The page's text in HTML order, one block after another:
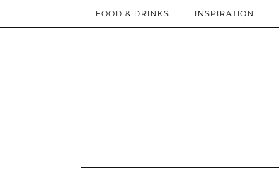
FOOD & DRINKS INSPIRATION